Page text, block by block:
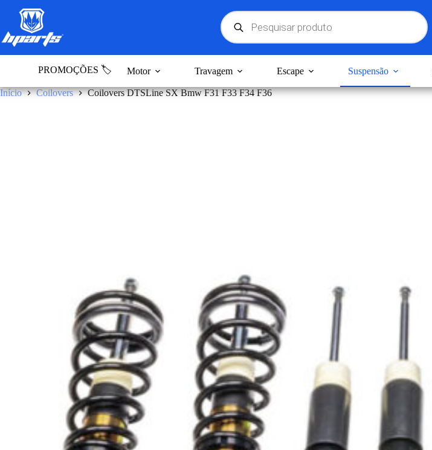
conteúdo
Products
search
PROMOÇÕES 🏷️ Motor Travagem Escape Suspensão
Início Coilovers Coilovers DTSLine SX Bmw F31 F33 F34 F36